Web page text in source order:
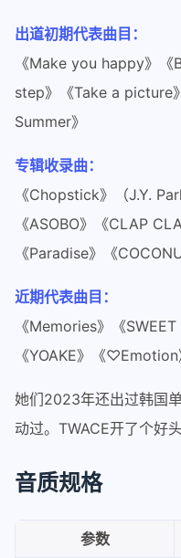
出道初期代表曲目：
《Make you happy》
step》《Take a picture
Summer》
专辑收录曲：
《Chopstick》（J.Y.
《ASOBO》《CLAP
《Paradise》《
近期代表曲目：
《Memories》《
《YOAKE》《
她们2023年还出过韩国
动过。TWACE开了个好
音质规格
参数